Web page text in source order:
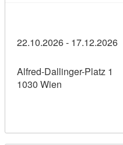
22.10.2026 - 17.12.2026
Alfred-Dallinger-Platz 1
1030 Wien